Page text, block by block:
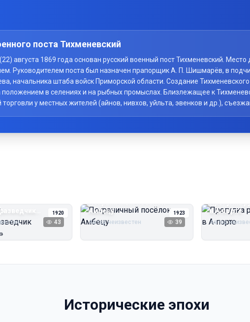
поста Тихменевский
августа 1869 года основан русский военный пост Тихменевский.
Руководителем поста был назначен прапорщик А. П. Шишмарёв, в
начальника штаба войск Приморской области. Создание
в селениях и на рыбных промыслах. Близлежащее к
у местных жителей (айнов, нивхов, уйльта, эвенков и др.),
1920
43
1923
Пограничный посёлок
Амбецу
Автор неизвестен 39
Прогулка
в А‑порте
Автор
Исторические эпохи